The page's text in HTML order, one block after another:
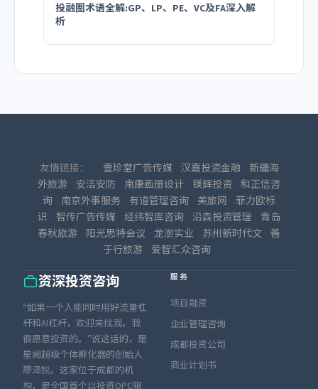
投融圈术语全解:GP、LP、PE、VC及FA深入解
析
友情链接： 壹珍堂广告传媒 汉嘉投资金融
新疆海
外旅游
安洁安防 南康画册设计 镁辉投资 和正信咨
询
南京外事服务 有道管理咨询 美旅网
菲力欧标
识
智传广告传媒 经纬智库咨询 沿森投资管理
青岛
春秋旅游
阳光思特会议 龙澍实业 苏州新时代文 善
于行旅游
爱智汇众咨询
资深投资咨询
“如果一个人能同时用好流量杠
杆和AI杠杆，欢迎来找我，我
很愿意投资的。”说这话的，是
星阙超级个体孵化器的创始人
廖泽锐。这家位于成都的机
构，是全国首个以投资OPC驱
服务
项目融资
企业管理咨询
成都投资公司
商业计划书